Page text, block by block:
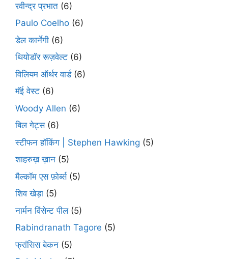
रवीन्द्र प्रभात (6)
Paulo Coelho (6)
डेल कार्नेगी (6)
थियोडॉर रूज़वेल्ट (6)
विलियम ऑर्थर वार्ड(6)
मॅई वेस्ट (6)
Woody Allen (6)
बिल गेट्स(6)
स्टीफन हॉकिंग | Stephen Hawking (5)
शाहरुख़ ख़ान (5)
मैल्कॉम एस फ़ोर्ब्स(5)
शिव खेड़ा (5)
नार्मन विंसेन्ट पील(5)
Rabindranath Tagore (5)
फ्रांसिस बेकन (5)